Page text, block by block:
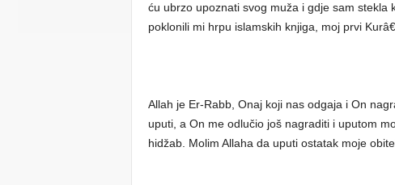
ću ubrzo upoznati svog muža i gdje sam stekla
poklonili mi hrpu islamskih knjiga, moj prvi
Allah je Er-Rabb, Onaj koji nas odgaja i On
uputi, a On me odlučio još nagraditi i uputom
hidžab. Molim Allaha da uputi ostatak moje